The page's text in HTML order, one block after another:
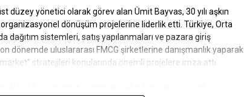
düzey yönetici olarak görev alan Ümit Bayvas, 30 yılı aşkın
dönüşüm projelerine liderlik etti. Türkiye, Orta
sistemleri, satış yapılanmaları ve pazara giriş
dönemde uluslararası FMCG şirketlerine danışmanlık yaparak
stratejileri konularında önemli projelere imza attı.